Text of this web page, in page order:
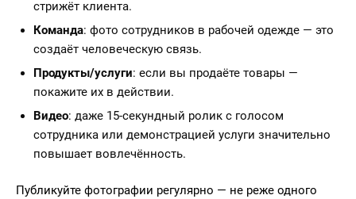
стрижёт клиента.
Команда: фото сотрудников в рабочей одежде — это
создаёт человеческую связь.
Продукты/услуги: если вы продаёте товары —
покажите их в действии.
Видео: даже 15-секундный ролик с голосом
сотрудника или демонстрацией услуги значительно
повышает вовлечённость.
Публикуйте фотографии регулярно — не реже одного